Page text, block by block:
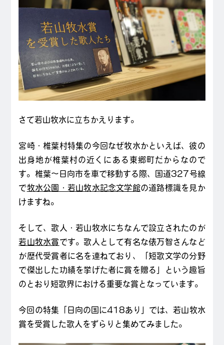
さて若山牧水に立ちかえります。
宮崎・椎葉村特集の今回なぜ牧水かといえば、彼の
出身地が椎葉村の近くにある東郷町だからなので
す。椎葉～日向市を車で移動する際、国道327号線
で牧水公園・若山牧水記念文学館の道路標識を見か
けますね。
そして、歌人・若山牧水にちなんで設立されたのが
若山牧水賞です。歌人として有名な俵万智さんなど
が歴代受賞者に名を連ねており、「短歌文学の分野
で傑出した功績を挙げた者に賞を贈る」という趣旨
のとおり短歌界における重要な賞となっています。
今回の特集「日向の国に418あり」では、若山牧水
賞を受賞した歌人をずらりと集めてみました。